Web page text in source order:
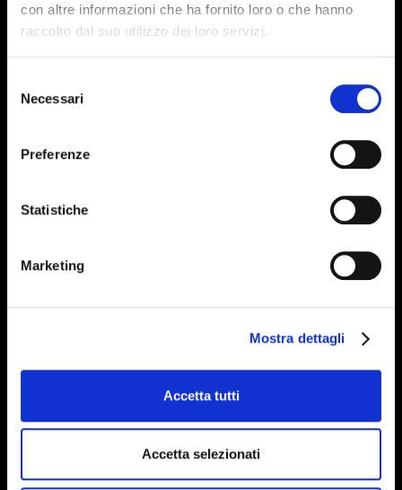
con altre informazioni che ha fornito loro o che hanno
raccolto dal suo utilizzo dei loro servizi.
delNecessari
Preferenze
Statistiche
Marketing
Mostra dettagli
Accetta tutti
Accetta selezionati
Need some
culinary
inspiration
to fight the
winter cold?